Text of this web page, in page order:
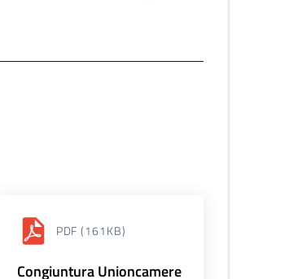
PDF (161KB)
Congiuntura Unioncamere